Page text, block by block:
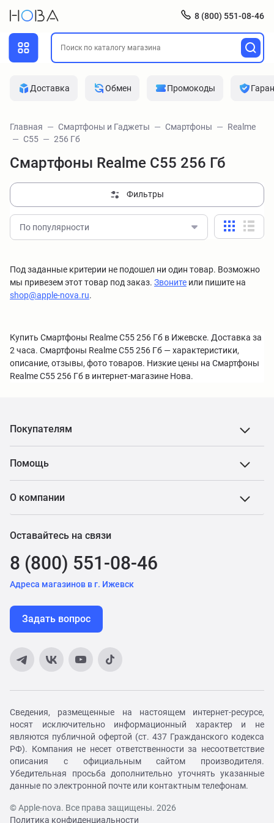
8 (800) 551-08-46
Доставка Обмен Промокоды
Главная Смартфоны и Гаджеты Смартфоны
Realme
C55
256 Гб
Смартфоны Realme C55 256 Гб
Фильтры
По популярности
Под заданные критерии не подошел ни один товар. Возможно
мы привезем этот товар под заказ. Звоните или пишите на
shop@apple-nova.ru.
Купить Смартфоны Realme C55 256 Гб в Ижевске. Доставка за
2 часа. Смартфоны Realme C55 256 Гб — характеристики,
описание, отзывы, фото товаров. Низкие цены на Смартфоны
Realme C55 256 Гб в интернет-магазине Нова.
Покупателям
Помощь
О компании
Оставайтесь на связи
8 (800) 551-08-46
Адреса магазинов в г. Ижевск
Задать вопрос
Сведения, размещенные на настоящем интернет-ресурсе,
носят исключительно информационный характер и не
являются публичной офертой (ст. 437 Гражданского кодекса
РФ). Компания не несет ответственности за несоответствие
описания с официальным сайтом производителя.
Убедительная просьба дополнительно уточнять указанные
данные по электронной почте или контактным телефонам.
© Apple-nova. Все права защищены. 2026
Политика конфиденциальности